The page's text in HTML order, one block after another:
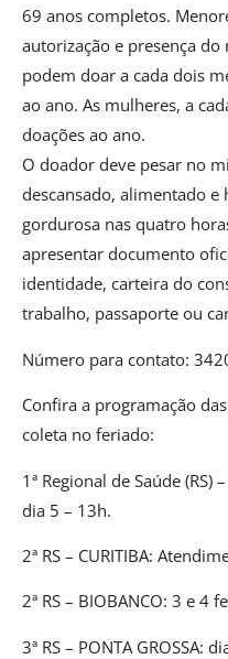
69 anos completos.
autorização e presença
podem doar a cada dois
ao ano. As mulheres, a
doações ao ano.
O doador deve pesar no
descansado, alimentado
gordurosa nas quatro
apresentar documento
identidade, carteira do
trabalho, passaporte ou
Número para contato:
Confira a programação
coleta no feriado:
1ª Regional de Saúde (RS)
dia 5 – 13h.
2ª RS – CURITIBA:
2ª RS – BIOBANCO: 3 e 4
3ª RS – PONTA GROSSA: